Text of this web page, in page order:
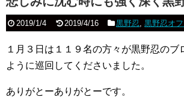
2019/1/4 2019/4/16 黒野忍,黒野忍オ
１月３日は１１９名の方々が黒野忍のブ
ように巡回してくださいました。
ありがとーありがとーです。